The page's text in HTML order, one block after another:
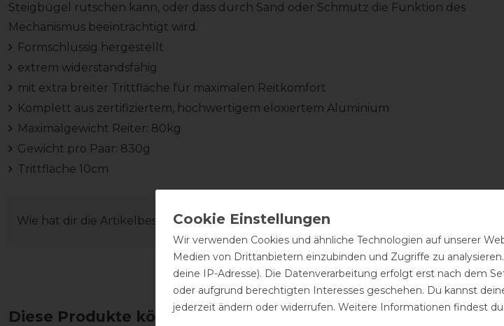
Steigbügel rutschen kann, oder dass durch Sand oder Schmutz die Funktion des
Mechanismus beeinträchtigt wird.
Formschlüssig hergestellt
extrem widerstandsfähig
mit extra breiter Trittfläche für maximalen Reitkomfort
Komplett aus zertifiziertem, hochwertigem eloxiertem Aluminium
Maximalgewicht Reiter: 80kg
Gewicht pro Paar: 830g
Trittfläche 10cm
Wie hat dir die Artikelbeschreibung gefallen?
Diese Produkte könnten dich auch interessieren
Wir verwenden Cookies und ähnliche Technologien auf unserer
Medien von Drittanbietern einzubinden und Zugriffe zu
deine IP-Adresse). Die Datenverarbeitung erfolgt erst nach dem
oder aufgrund berechtigten Interesses geschehen. Du kannst
jederzeit ändern oder widerrufen. Weitere Informationen findest